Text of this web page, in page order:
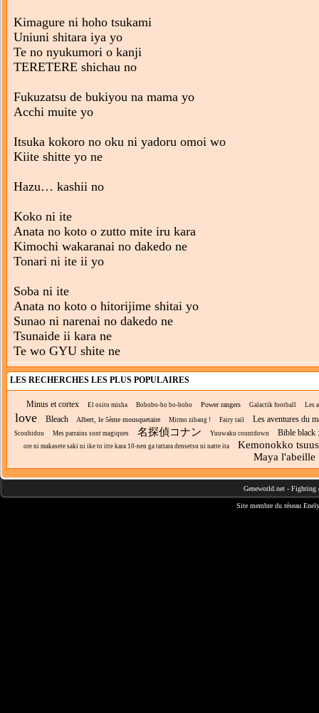
Kimagure ni hoho tsukami
Uniuni shitara iya yo
Te no nyukumori o kanji
TERETERE shichau no
Fukuzatsu de bukiyou na mama yo
Acchi muite yo
Itsuka kokoro no oku ni yadoru omoi wo
Kiite shitte yo ne
Hazu… kashii no
Koko ni ite
Anata no koto o zutto mite iru kara
Kimochi wakaranai no dakedo ne
Tonari ni ite ii yo
Soba ni ite
Anata no koto o hitorijime shitai yo
Sunao ni narenai no dakedo ne
Tsunaide ii kara ne
Te wo GYU shite ne
LES RECHERCHES LES PLUS POPULAIRES
Minus et cortex El osito misha Bobobo-bo bo-bobo Power rangers Galactik football Les
love Bleach Albert, le 5ème mousquetaire Mirmo zibang ! Fairy tail Les aventures du
Scoubidou Mes parrains sont magiques 名探偵コナン Yuuwaku countdown Bible black
ore ni makasete saki ni ike to itte kara 10-nen ga tattara densetsu ni natte ita
Kemonokko
Maya l'abeille
Geneworld.net - Fighting
Site membre du réseau